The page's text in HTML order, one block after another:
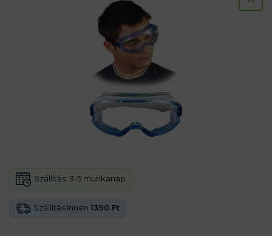
Szállítás innen 1390 Ft
Szállítás: 3-5 munkanap